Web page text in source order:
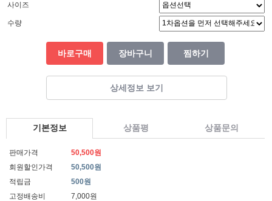
사이즈
수량
바로구매 장바구니 찜하기
상세정보 보기
기본정보 상품평 상품문의
판매가격
50,500원
회원할인가격
50,500원
적립금
500원
고정배송비
7,000원